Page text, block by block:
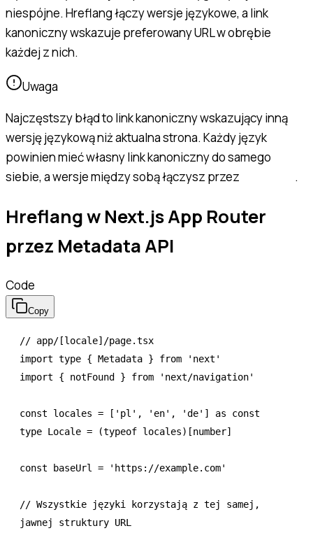
niespójne. Hreflang łączy wersje językowe, a link
kanoniczny wskazuje preferowany URL w obrębie
każdej z nich.
Uwaga
Najczęstszy błąd to link kanoniczny wskazujący inną
wersję językową niż aktualna strona. Każdy język
powinien mieć własny link kanoniczny do samego
siebie, a wersje między sobą łączysz przez
.
Hreflang w Next.js App Router
przez Metadata API
Code
Copy
// app/[locale]/page.tsx
import type { Metadata } from 'next'
import { notFound } from 'next/navigation'
const locales = [ 'pl' , 'en' , 'de' ] as const
type Locale = (typeof locales)[number]
const baseUrl = 'https://example.com'
// Wszystkie języki korzystają z tej samej,
jawnej struktury URL